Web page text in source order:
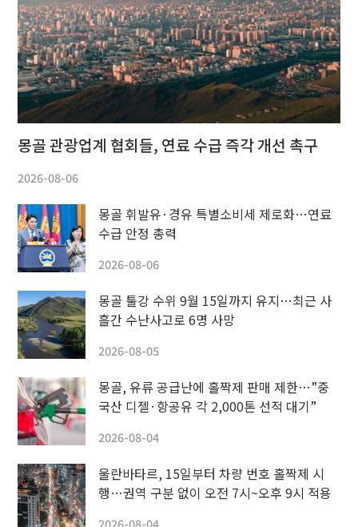
몽골 관광업계 협회들, 연료 수급 즉각 개선 촉구
2026-08-06
몽골 휘발유·경유 특별소비세 제로화…연료
수급 안정 총력
2026-08-06
몽골 툴강 수위 9월 15일까지 유지…최근 사
흘간 수난사고로 6명 사망
2026-08-05
몽골, 유류 공급난에 홀짝제 판매 제한…”중
국산 디젤·항공유 각 2,000톤 선적 대기”
2026-08-04
울란바타르, 15일부터 차량 번호 홀짝제 시
행…권역 구분 없이 오전 7시~오후 9시 적용
2026-08-04